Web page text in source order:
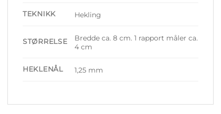
TEKNIKK Hekling
STØRRELSE
Bredde ca. 8 cm. 1 rapport måler ca.
4 cm
HEKLENÅL 1,25 mm